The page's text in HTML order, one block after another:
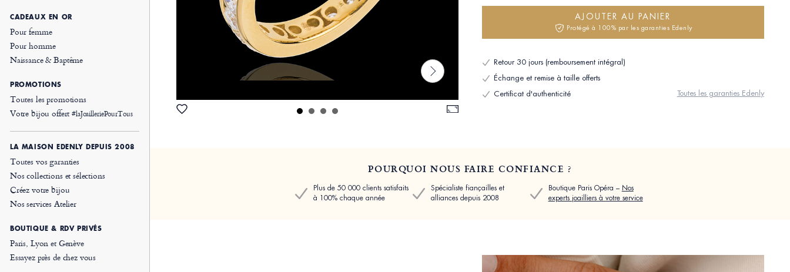
CADEAUX EN OR
Pour femme
Pour homme
Naissance & Baptême
PROMOTIONS
Toutes les promotions
Votre bijou offert#laJoailleriePourTous
LA MAISON EDENLY DEPUIS 2008
Toutes vos garanties
Nos collections et sélections
Créez votre bijou
Nos services Atelier
BOUTIQUE & RDV PRIVÉS
Paris, Lyon et Genève
Essayez près de chez vous
AJOUTER AU PANIER
Protégé à 100% par les garanties Edenly
Retour 30 jours (remboursement intégral)
Échange et remise à taille offerts
Certificat d'authenticité
Toutes les garanties Edenly
POURQUOI NOUS FAIRE CONFIANCE ?
Plus de 50 000 clients satisfaits
à 100% chaque année
Spécialiste fiançailles et
alliances depuis 2008
Boutique Paris Opéra – Nos
experts joailliers à votre service